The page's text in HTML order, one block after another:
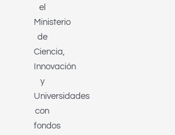
el
Ministerio
de
Ciencia,
Innovación
y
Universidades
con
fondos